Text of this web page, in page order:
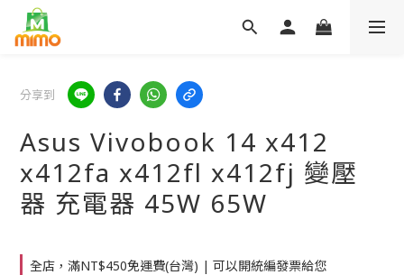
分享到
Asus Vivobook 14 x412
x412fa x412fl x412fj 變壓
器 充電器 45W 65W
全店，滿NT$450免運費(台灣) | 可以開統編發票給您